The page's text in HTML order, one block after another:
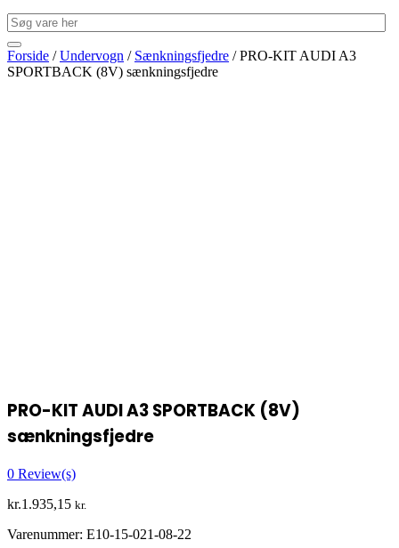
Forside /Undervogn / Sænkningsfjedre / PRO-KIT AUDI A3
SPORTBACK (8V) sænkningsfjedre
PRO-KIT AUDI A3 SPORTBACK (8V)
sænkningsfjedre
0 Review(s)
kr.1.935,15 kr.
Varenummer: E10-15-021-08-22